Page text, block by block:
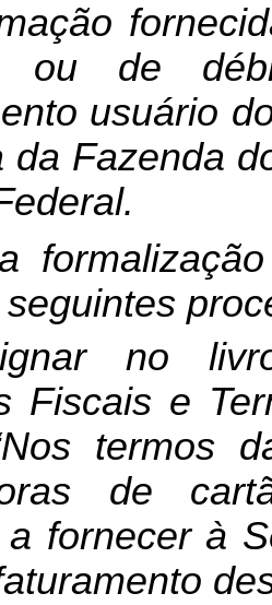
ou de
usuário
da Fazenda
no
Fiscais e
termos
de
fornecer à